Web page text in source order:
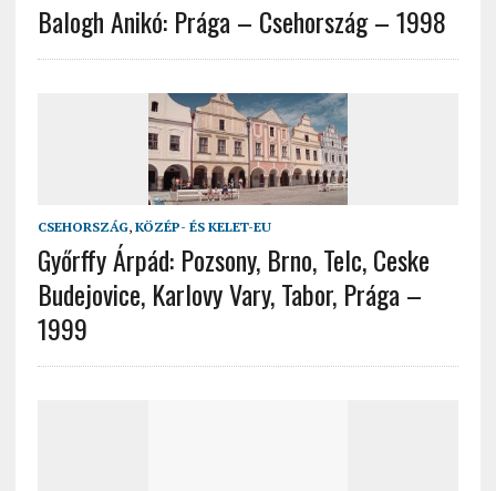
Balogh Anikó: Prága – Csehország – 1998
CSEHORSZÁG, KÖZÉP- ÉS KELET-EU
Győrffy Árpád: Pozsony, Brno, Telc, Ceske
Budejovice, Karlovy Vary, Tabor, Prága –
1999